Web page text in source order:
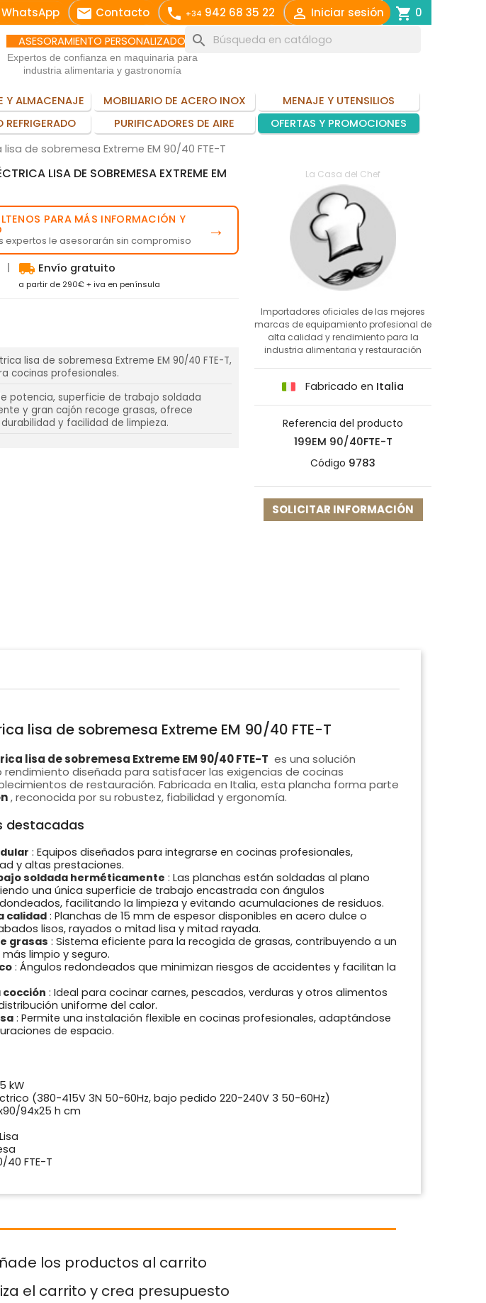
WhatsApp email Contacto call +34 942 68 35 22  Iniciar sesión shopping_cart 0
ASESORAMIENTO PERSONALIZADO
Expertos de confianza en maquinaria para
industria alimentaria y gastronomía
search
Y ALMACENAJE MOBILIARIO DE ACERO INOX
MENAJE Y UTENSILIOS
REFRIGERADO PURIFICADORES DE AIRE OFERTAS Y PROMOCIONES
de sobremesa Extreme EM 90/40 FTE-T
LISA DE SOBREMESA EXTREME EM
PARA MÁS INFORMACIÓN Y
expertos le asesorarán sin compromiso →
local_shipping Envío gratuito
a partir de 290€ + iva en península
lisa de sobremesa Extreme EM 90/40 FTE-T,
cocinas profesionales.
potencia, superficie de trabajo soldada
y gran cajón recoge grasas, ofrece
y facilidad de limpieza.
La Casa del Chef
Importadores oficiales de las mejores
marcas de equipamiento profesional de
alta calidad y rendimiento para la
industria alimentaria y restauración
Fabricado en Italia
Referencia del producto
199EM 90/40FTE-T
Código 9783
SOLICITAR INFORMACIÓN
lisa de sobremesa Extreme EM 90/40 FTE-T
lisa de sobremesa Extreme EM 90/40 FTE-T es una solución
diseñada para satisfacer las exigencias de cocinas
de restauración. Fabricada en Italia, esta plancha forma parte
, reconocida por su robustez, fiabilidad y ergonomía.
destacadas
: Equipos diseñados para integrarse en cocinas profesionales,
y altas prestaciones.
soldada herméticamente : Las planchas están soldadas al plano
una única superficie de trabajo encastrada con ángulos
facilitando la limpieza y evitando acumulaciones de residuos.
calidad : Planchas de 15 mm de espesor disponibles en acero dulce o
lisos, rayados o mitad lisa y mitad rayada.
grasas : Sistema eficiente para la recogida de grasas, contribuyendo a un
limpio y seguro.
: Ángulos redondeados que minimizan riesgos de accidentes y facilitan la
cocción : Ideal para cocinar carnes, pescados, verduras y otros alimentos
uniforme del calor.
: Permite una instalación flexible en cocinas profesionales, adaptándose
de espacio.
kW
(380-415V 3N 50-60Hz, bajo pedido 220-240V 3 50-60Hz)
94x25 h cm
40 FTE-T
los productos al carrito
el carrito y crea presupuesto